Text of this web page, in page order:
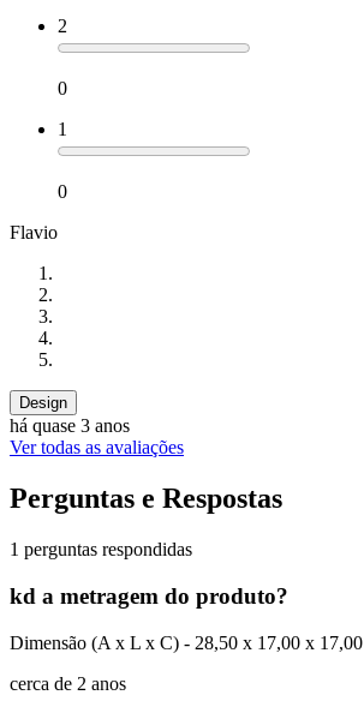
2
0
1
0
Flavio
Design
há quase 3 anos
Ver todas as avaliações
Perguntas e Respostas
1 perguntas respondidas
kd a metragem do produto?
Dimensão (A x L x C) - 28,50 x 17,00 x 17,00
cerca de 2 anos